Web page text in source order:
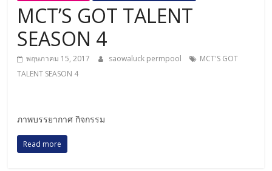
MCT’S GOT TALENT
SEASON 4
พฤษภาคม 15, 2017 saowaluck permpool
MCT'S GOT
TALENT SEASON 4
ภาพบรรยากาศ กิจกรรม
Read more